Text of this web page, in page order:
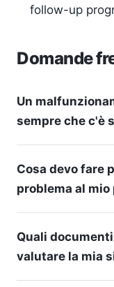
follow-up
Domande
Un
sempre che c'è
Cosa devo fare
problema al mio
Quali
valutare la mia